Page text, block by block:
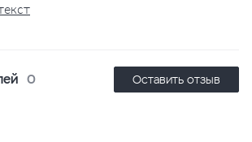
0 Оставить отзыв